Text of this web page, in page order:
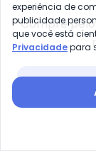
Compre
experiência de
publicidade
que você está
Privacidadepara